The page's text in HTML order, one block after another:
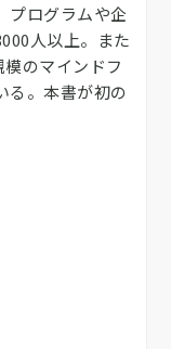
プログラムや企
人以上。また
のマインドフ
る。本書が初の